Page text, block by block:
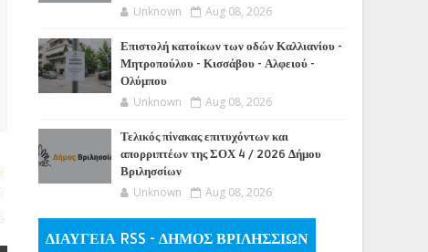
Unknown Aug 08, 2026
Επιστολή κατοίκων των οδών Καλλιανίου -
Μητροπούλου - Κισσάβου - Αλφειού -
Ολύμπου
Unknown Aug 08, 2026
Τελικός πίνακας επιτυχόντων και
απορριπτέων της ΣΟΧ 4 / 2026 Δήμου
Βριλησσίων
Unknown Aug 08, 2026
ΔΙΑΥΓΕΙΑ RSS - ΔΗΜΟΣ ΒΡΙΛΗΣΣΙΩΝ